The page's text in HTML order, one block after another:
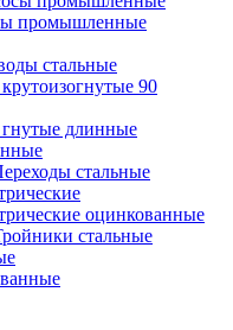
промышленные
стальные
90
длинные
стальные
оцинкованные
стальные